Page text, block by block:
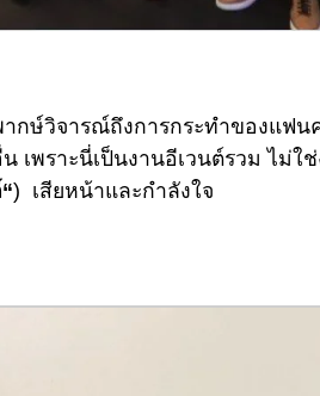
กษ์วิจารณ์ถึงการกระทำของแฟ
พราะนี่เป็นงานอีเวนต์รวม ไม่ใช่
“) เสียหน้าและกำลังใจ